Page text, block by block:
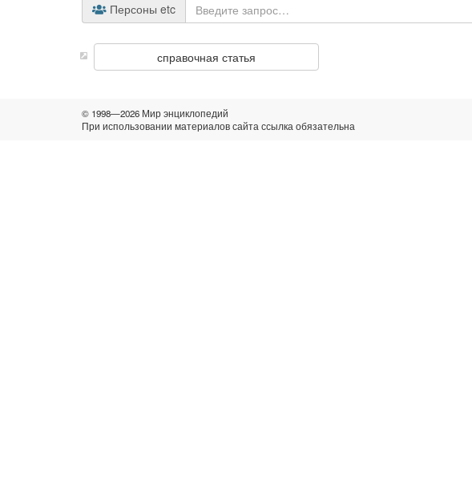
Персоны etc
справочная статья
© 1998—2026 Мир энциклопедий
При использовании материалов сайта ссылка обязательна